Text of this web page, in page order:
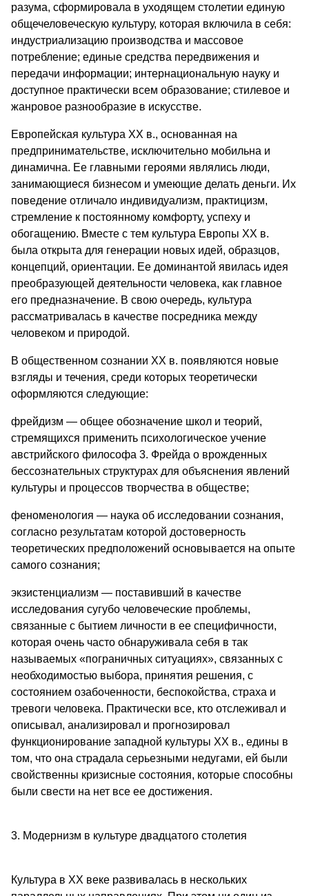
разума, сформировала в уходящем столетии единую
общечеловеческую культуру, которая включила в себя:
индустриализацию производства и массовое
потребление; единые средства передвижения и
передачи информации; интернациональную науку и
доступное практически всем образование; стилевое и
жанровое разнообразие в искусстве.
Европейская культура XX в., основанная на
предпринимательстве, исключительно мобильна и
динамична. Ее главными героями являлись люди,
занимающиеся бизнесом и умеющие делать деньги. Их
поведение отличало индивидуализм, практицизм,
стремление к постоянному комфорту, успеху и
обогащению. Вместе с тем культура Европы XX в.
была открыта для генерации новых идей, образцов,
концепций, ориентации. Ее доминантой явилась идея
преобразующей деятельности человека, как главное
его предназначение. В свою очередь, культура
рассматривалась в качестве посредника между
человеком и природой.
В общественном сознании XX в. появляются новые
взгляды и течения, среди которых теоретически
оформляются следующие:
фрейдизм — общее обозначение школ и теорий,
стремящихся применить психологическое учение
австрийского философа 3. Фрейда о врожденных
бессознательных структурах для объяснения явлений
культуры и процессов творчества в обществе;
феноменология — наука об исследовании сознания,
согласно результатам которой достоверность
теоретических предположений основывается на опыте
самого сознания;
экзистенциализм — поставивший в качестве
исследования сугубо человеческие проблемы,
связанные с бытием личности в ее специфичности,
которая очень часто обнаруживала себя в так
называемых «пограничных ситуациях», связанных с
необходимостью выбора, принятия решения, с
состоянием озабоченности, беспокойства, страха и
тревоги человека. Практически все, кто отслеживал и
описывал, анализировал и прогнозировал
функционирование западной культуры XX в., едины в
том, что она страдала серьезными недугами, ей были
свойственны кризисные состояния, которые способны
были свести на нет все ее достижения.
3. Модернизм в культуре двадцатого столетия
Культура в ХХ веке развивалась в нескольких